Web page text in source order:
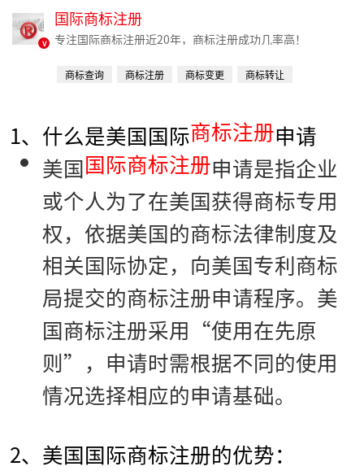
v
国际商标注册
专注国际商标注册近20年，商标注册成功几率高！
商标查询 商标注册 商标变更
商标转让
1、什么是美国国际商标注册申请
美国国际商标注册申请是指企业
或个人为了在美国获得商标专用
权，依据美国的商标法律制度及
相关国际协定，向美国专利商标
局提交的商标注册申请程序。美
国商标注册采用“使用在先原
则”，申请时需根据不同的使用
情况选择相应的申请基础。
2、美国国际商标注册的优势：